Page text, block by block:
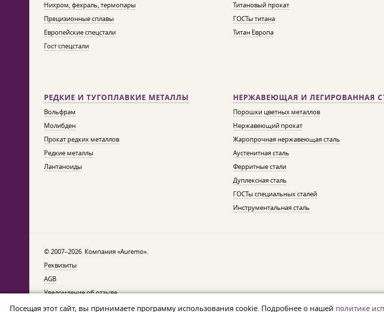
Посещая этот сайт, вы принимаете программу использования cookie. Подробнее о нашей политике
Нихром, фехраль, термопары
Прецизионные сплавы
Европейские спецстали
Гост спецстали
Титановый прокат
ГОСТы титана
Титан Европа
РЕДКИЕ И ТУГОПЛАВКИЕ МЕТАЛЛЫ
Вольфрам
Молибден
Прокат редких металлов
Редкие металлы
Лантаноиды
НЕРЖАВЕЮЩАЯ И ЛЕГИРОВАННАЯ
Порошки цветных металлов
Нержавеющий прокат
Жаропрочная нержавеющая сталь
Аустенитная сталь
Ферритные стали
Дуплексная сталь
ГОСТы специальных сталей
Инструментальная сталь
© 2007–2026. Компания «Auremo».
Реквизиты
AGB
Уведомление об отзыве
Защита данных